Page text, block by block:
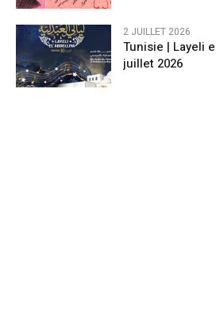
2 JUILLET 2026
Tunisie | Layeli
juillet 2026